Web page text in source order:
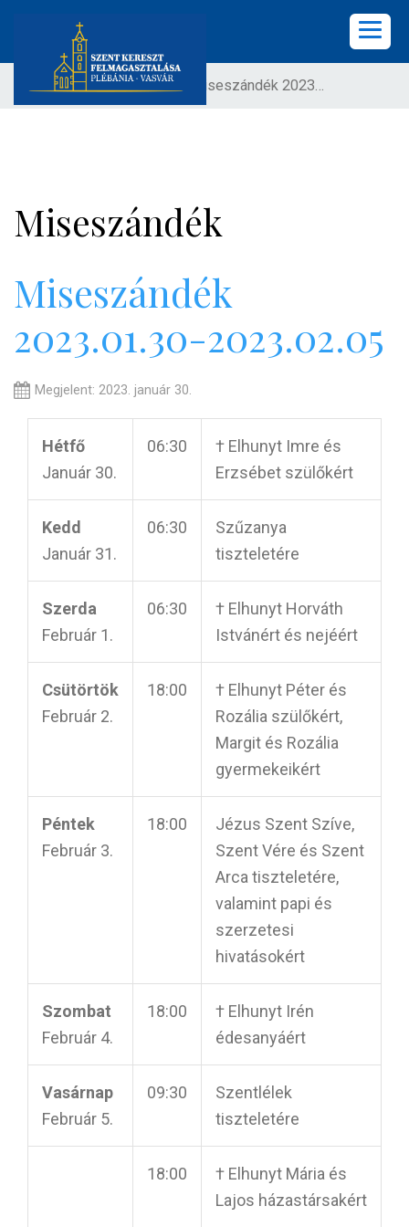
KEZDŐLAP
KÖZÖSSÉGEK
Ön itt van: Címlap Miseszándék 2023.01.30-2023.02.05
Miseszándék
Miseszándék
2023.01.30-2023.02.05
Megjelent: 2023. január 30.
Hétfő
Január 30.
06:30
† Elhunyt Imre és
Erzsébet szülőkért
Kedd
Január 31.
06:30
Szűzanya
tiszteletére
Szerda
Február 1.
06:30
† Elhunyt Horváth
Istvánért és nejéért
Csütörtök
Február 2.
18:00
† Elhunyt Péter és
Rozália szülőkért,
Margit és Rozália
gyermekeikért
Péntek
Február 3.
18:00
Jézus Szent Szíve,
Szent Vére és Szent
Arca tiszteletére,
valamint papi és
szerzetesi
hivatásokért
Szombat
Február 4.
18:00
† Elhunyt Irén
édesanyáért
Vasárnap
Február 5.
09:30
Szentlélek
tiszteletére
18:00
† Elhunyt Mária és
Lajos házastársakért